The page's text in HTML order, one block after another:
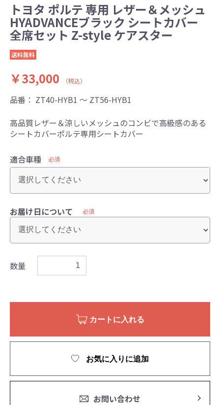
トヨタ ポルテ 専用 レザー＆メッシュ
HYADVANCEブラック シートカバー
全席セット Z-style ケアスター
送料無料
￥33,000 （税込）
品番： ZT40-HYB1 ～ ZT56-HYB1
高品質レザー＆涼しいメッシュのコンビで高級感のある
シートカバーポルテ専用シートカバー
適合車種 必須
お届け日について 必須
数量
カートに入れる
お気に入りに追加
お問い合わせ